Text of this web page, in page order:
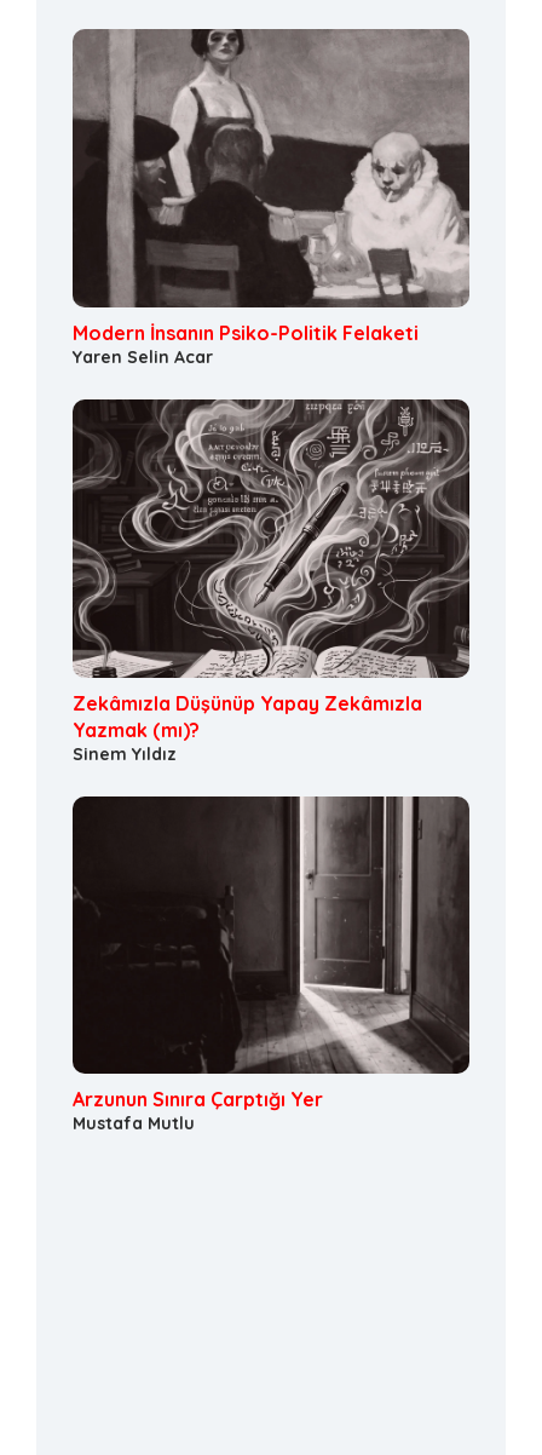
Modern İnsanın Psiko-Politik Felaketi
Yaren Selin Acar
Zekâmızla Düşünüp Yapay Zekâmızla
Yazmak (mı)?
Sinem Yıldız
Arzunun Sınıra Çarptığı Yer
Mustafa Mutlu